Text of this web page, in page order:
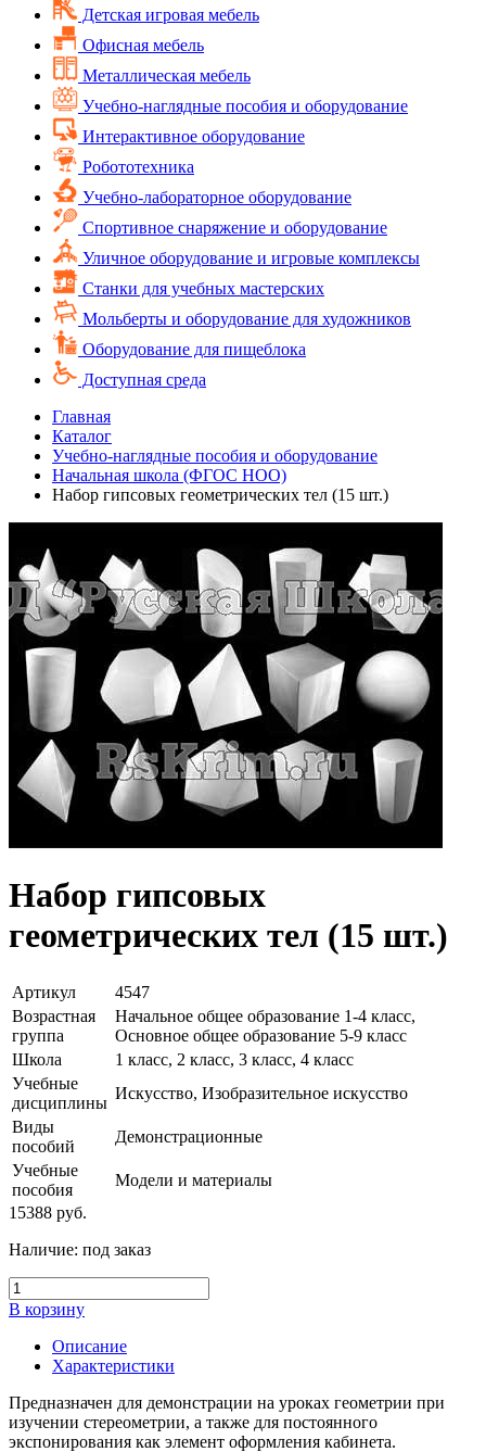
Детская игровая мебель
Офисная мебель
Металлическая мебель
Учебно-наглядные пособия и оборудование
Интерактивное оборудование
Робототехника
Учебно-лабораторное оборудование
Спортивное снаряжение и оборудование
Уличное оборудование и игровые комплексы
Cтанки для учебных мастерских
Мольберты и оборудование для художников
Оборудование для пищеблока
Доступная среда
Главная
Каталог
Учебно-наглядные пособия и оборудование
Начальная школа (ФГОС НОО)
Набор гипсовых геометрических тел (15 шт.)
Набор гипсовых
геометрических тел (15 шт.)
Артикул
4547
Возрастная
группа
Начальное общее образование 1-4 класс,
Основное общее образование 5-9 класс
Школа
1 класс, 2 класс, 3 класс, 4 класс
Учебные
дисциплины
Искусство, Изобразительное искусство
Виды
пособий
Демонстрационные
Учебные
пособия
Модели и материалы
15388 руб.
Наличие: под заказ
В корзину
Описание
Характеристики
Предназначен для демонстрации на уроках геометрии при
изучении стереометрии, а также для постоянного
экспонирования как элемент оформления кабинета.